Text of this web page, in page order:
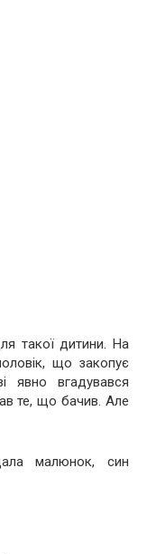
такої дитини. На
що закопує
явно вгадувався
те, що бачив. Але
малюнок, син